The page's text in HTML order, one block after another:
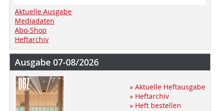
Aktuelle Ausgabe
Mediadaten
Abo-Shop
Heftarchiv
Ausgabe 07-08/2026
» Aktuelle Heftausgabe
» Heftarchiv
» Heft bestellen